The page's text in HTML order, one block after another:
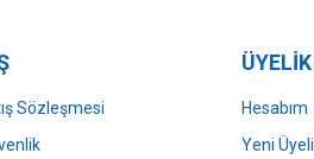
Sözleşmesi
ÜYELİK
Hesabım
Yeni